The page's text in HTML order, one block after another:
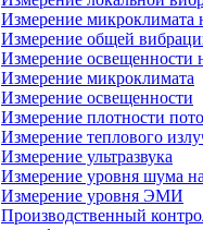
Измерение микроклимата
Измерение общей
Измерение освещенности
Измерение микроклимата
Измерение освещенности
Измерение плотности
Измерение теплового
Измерение ультразвука
Измерение уровня шума
Измерение уровня ЭМИ
Производственный